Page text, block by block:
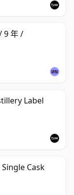
9 年 /
Label
Cask